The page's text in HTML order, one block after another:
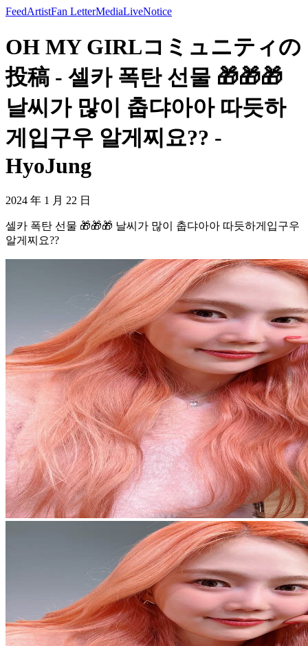
FeedArtistFan LetterMediaLiveNotice
OH MY GIRLコミュニティの
投稿 - 셀카 폭탄 선물 🎁🎁🎁
날씨가 많이 춥댜아아 따듯하
게입구우 알게찌요?? -
HyoJung
2024 年 1 月 22 日
셀카 폭탄 선물 🎁🎁🎁 날씨가 많이 춥댜아아 따듯하게입구우
알게찌요??